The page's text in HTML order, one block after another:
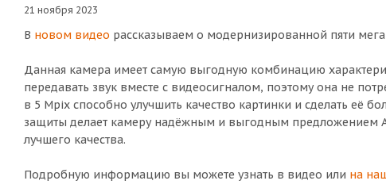
21 ноября 2023
В новом видео рассказываем о модернизированной пяти
Данная камера имеет самую выгодную комбинацию
передавать звук вместе с видеосигналом, поэтому она не
в 5 Mpix способно улучшить качество картинки и сделать её
защиты делает камеру надёжным и выгодным предложением
лучшего качества.
Подробную информацию вы можете узнать в видео или на